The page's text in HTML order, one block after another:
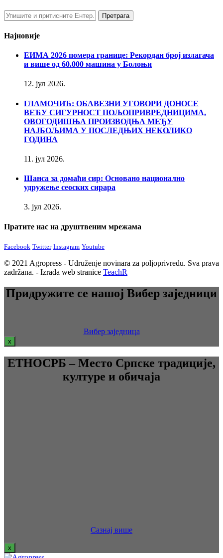
Најновије
ЕИМА 2026 помера границе: Рекордан број излагача
и више од 60.000 машина у Болоњи
12. јул 2026.
ГЛАМОЧИЋ: ОБАВЕЗНИ УГОВОРИ ДОНОСЕ
ВЕЋУ СИГУРНОСТ ПОЉОПРИВРЕДНИЦИМА,
ОВОГОДИШЊА ПРОИЗВОДЊА МЕЂУ
НАЈБОЉИМА У ПОСЛЕДЊИХ НЕКОЛИКО
ГОДИНА
11. јул 2026.
Шанса за домаћи сир: Основано национално
удружење сеоских сирара
3. јул 2026.
Пратите нас на друштвеним мрежама
Facebook Twitter Instagram Youtube
© 2021 Agropress - Udruženje novinara za poljoprivredu. Sva prava
zadržana. - Izrada web stranice TeachR
Придружите се нашој Вибер заједници
Вибер заједница
x
ЕТНОСРБ – Место Српске традиције,
културе и обичаја
Сазнај више
x